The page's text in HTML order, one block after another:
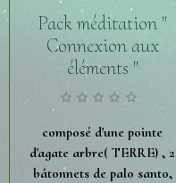
Pack méditation "
Connexion aux
éléments "
composé d'une pointe
d'agate arbre( TERRE) , 2
bâtonnets de palo santo,